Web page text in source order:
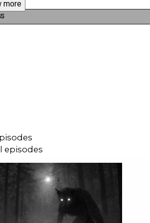
una experiencia paranormal? Envíala
more
episodes